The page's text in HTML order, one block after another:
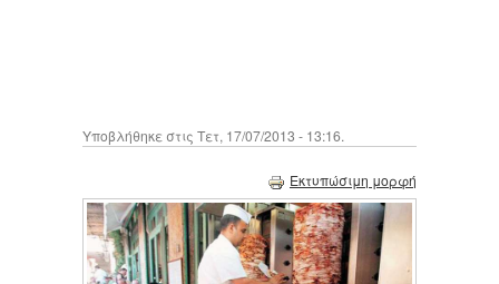
Υποβλήθηκε στις Τετ, 17/07/2013 - 13:16.
Εκτυπώσιμη μορφή